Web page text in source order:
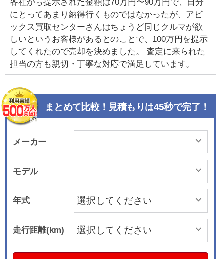
各社から提示された金額は70万円〜90万円で、自分
にとってあまり納得行くものではなかったが、アビ
ックス買取センターさんはちょうど同じクルマが欲
しいというお客様があるとのことで、100万円を提示
してくれたので売却を決めました。 査定に来られた
担当の方も親切・丁寧な対応で満足しています。
まとめて比較！見積もりは45秒で完了！
メーカー
モデル
年式
走行距離(km)